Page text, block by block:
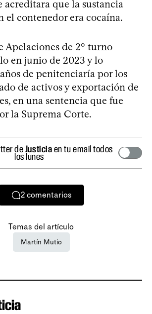
acreditara que la sustancia
el contenedor era cocaína.
Apelaciones de 2° turno
en junio de 2023 y lo
de penitenciaría por los
de activos y exportación de
en una sentencia que fue
la Suprema Corte.
deJusticiaen tu email todos
los lunes
2 comentarios
Temas del artículo
Martín Mutio